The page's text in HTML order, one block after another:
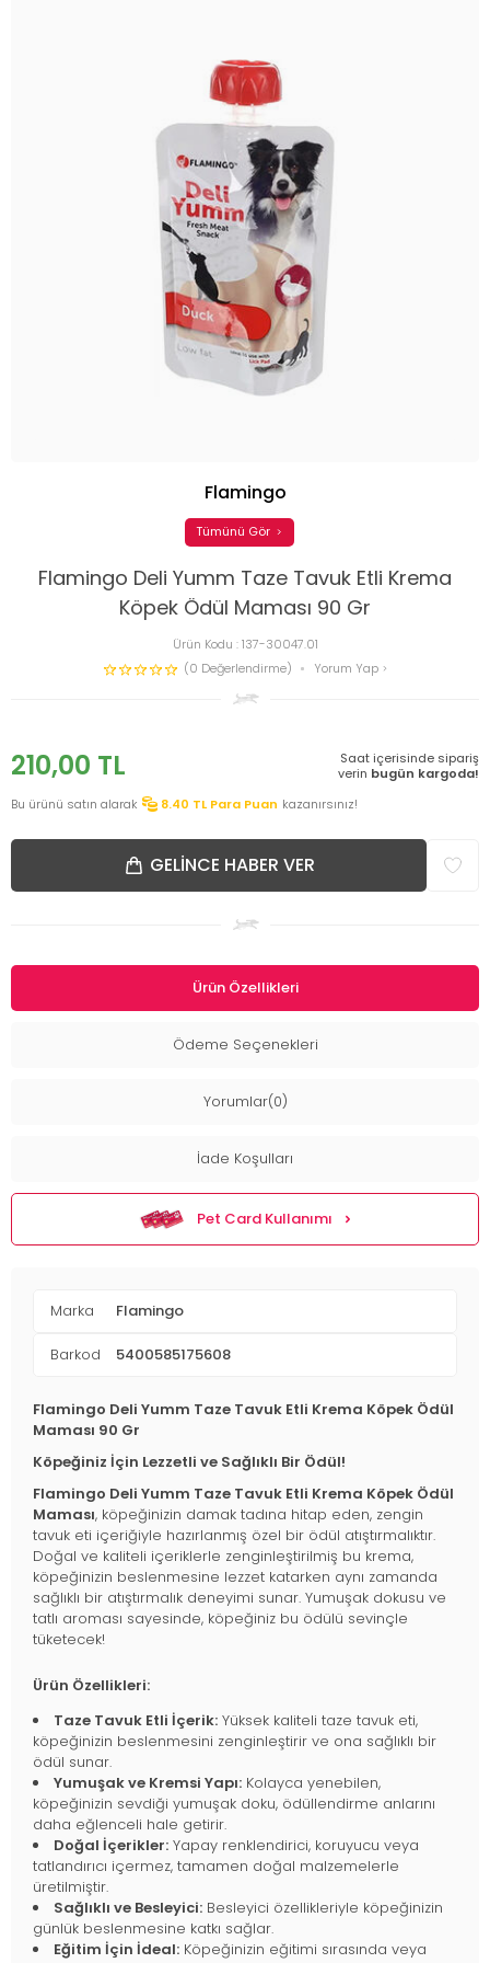
Flamingo Deli Yumm Taze Tavuk Etli Krema
Köpek Ödül Maması 90 Gr
Ürün Kodu :137-30047.01
(0 Değerlendirme)
Yorum Yap
Flamingo
Tümünü Gör
210,00 TL
Saat içerisinde sipariş
verin bugün kargoda!
Bu ürünü satın alarak
8.40 TL Para Puan kazanırsınız!
GELINCE HABER VER
Ürün Özellikleri
Ödeme Seçenekleri
Yorumlar(0)
İade Koşulları
Pet Card Kullanımı
Marka Flamingo
Barkod 5400585175608
Flamingo Deli Yumm Taze Tavuk Etli Krema Köpek Ödül
Maması 90 Gr
Köpeğiniz İçin Lezzetli ve Sağlıklı Bir Ödül!
Flamingo Deli Yumm Taze Tavuk Etli Krema Köpek Ödül
Maması, köpeğinizin damak tadına hitap eden, zengin
tavuk eti içeriğiyle hazırlanmış özel bir ödül atıştırmalıktır.
Doğal ve kaliteli içeriklerle zenginleştirilmiş bu krema,
köpeğinizin beslenmesine lezzet katarken aynı zamanda
sağlıklı bir atıştırmalık deneyimi sunar. Yumuşak dokusu ve
tatlı aroması sayesinde, köpeğiniz bu ödülü sevinçle
tüketecek!
Ürün Özellikleri:
Taze Tavuk Etli İçerik: Yüksek kaliteli taze tavuk eti,
köpeğinizin beslenmesini zenginleştirir ve ona sağlıklı bir
ödül sunar.
Yumuşak ve Kremsi Yapı: Kolayca yenebilen,
köpeğinizin sevdiği yumuşak doku, ödüllendirme anlarını
daha eğlenceli hale getirir.
Doğal İçerikler: Yapay renklendirici, koruyucu veya
tatlandırıcı içermez, tamamen doğal malzemelerle
üretilmiştir.
Sağlıklı ve Besleyici: Besleyici özellikleriyle köpeğinizin
günlük beslenmesine katkı sağlar.
Eğitim İçin İdeal: Köpeğinizin eğitimi sırasında veya